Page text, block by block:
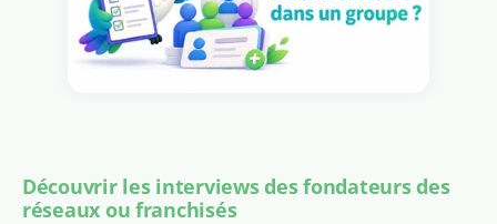
Découvrir les interviews des fondateurs des
réseaux ou franchisés